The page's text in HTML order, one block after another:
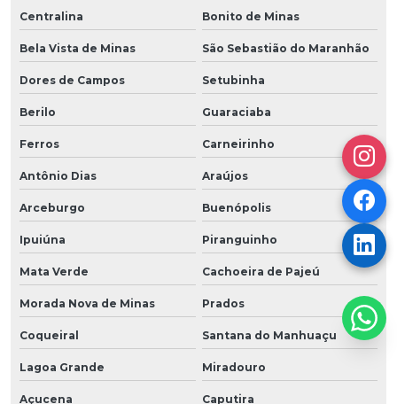
Centralina Bonito de Minas
Bela Vista de Minas São Sebastião do Maranhão
Dores de Campos Setubinha
Berilo Guaraciaba
Ferros Carneirinho
Antônio Dias Araújos
Arceburgo Buenópolis
Ipuiúna Piranguinho
Mata Verde Cachoeira de Pajeú
Morada Nova de Minas Prados
Coqueiral Santana do Manhuaçu
Lagoa Grande Miradouro
Açucena Caputira